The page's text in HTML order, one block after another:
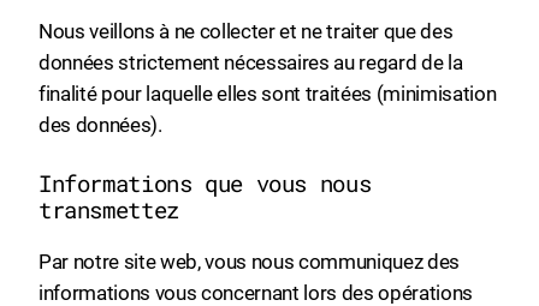
Nous veillons à ne collecter et ne traiter que des
données strictement nécessaires au regard de la
finalité pour laquelle elles sont traitées (minimisation
des données).
Informations que vous nous
transmettez
Par notre site web, vous nous communiquez des
informations vous concernant lors des opérations